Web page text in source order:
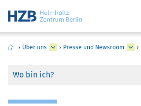
› Über uns › Presse und Newsroom ›
Wo bin ich?